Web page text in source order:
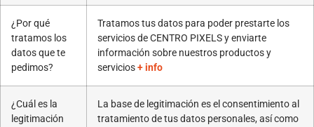
¿Por qué
tratamos los
datos que te
pedimos?
Tratamos tus datos para poder prestarte los
servicios de CENTRO PIXELS y enviarte
información sobre nuestros productos y
servicios+ info
¿Cuál es la
legitimación
La base de legitimación es el consentimiento al
tratamiento de tus datos personales, así como